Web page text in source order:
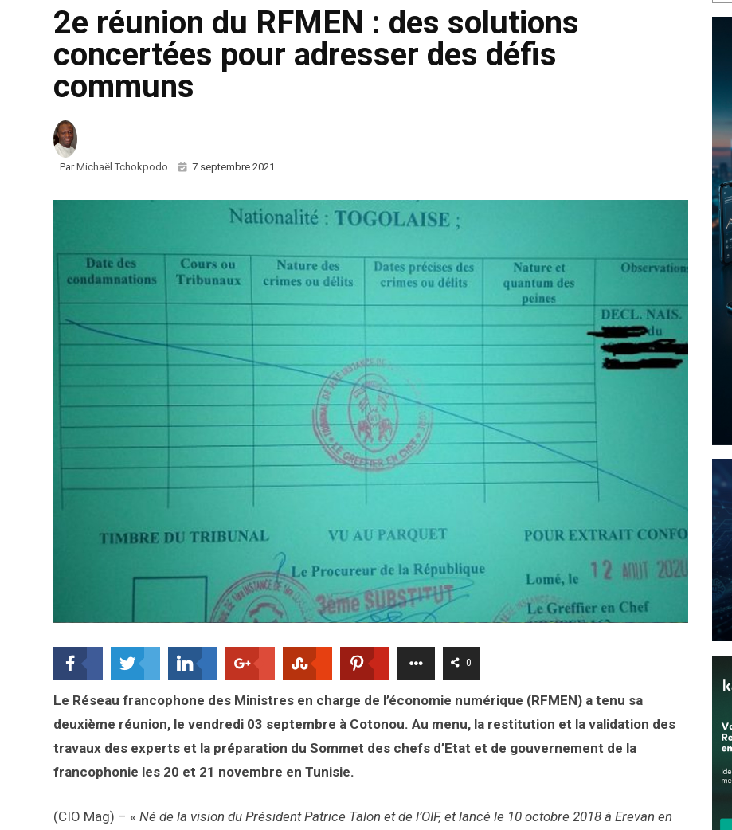
2e réunion du RFMEN : des solutions
concertées pour adresser des défis
communs
ParMichaël Tchokpodo 7 septembre 2021
0
Le Réseau francophone des Ministres en charge de l’économie numérique (RFMEN) a tenu sa
deuxième réunion, le vendredi 03 septembre à Cotonou. Au menu, la restitution et la validation des
travaux des experts et la préparation du Sommet des chefs d’Etat et de gouvernement de la
francophonie les 20 et 21 novembre en Tunisie.
(CIO Mag) – « Né de la vision du Président Patrice Talon et de l’OIF, et lancé le 10 octobre 2018 à Erevan en